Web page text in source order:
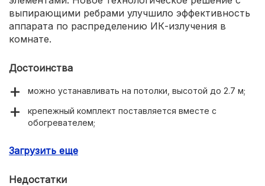
выпирающими ребрами улучшило эффективность
аппарата по распределению ИК-излучения в
комнате.
Достоинства
можно устанавливать на потолки, высотой до 2.7 м;
крепежный комплект поставляется вместе с
обогревателем;
Загрузить еще
Недостатки